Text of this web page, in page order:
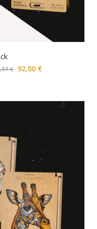
€ 92,00 €